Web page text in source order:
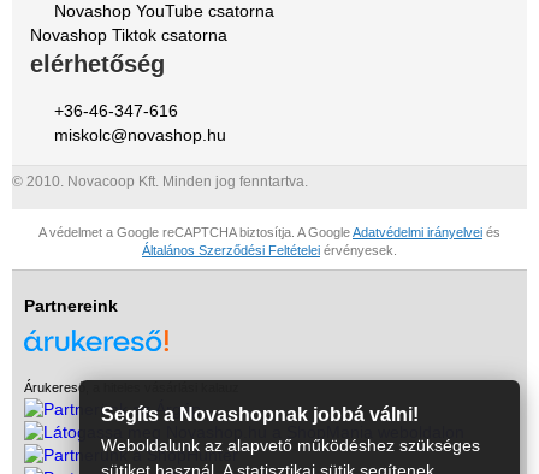
Novashop YouTube csatorna
Novashop Tiktok csatorna
elérhetőség
+36-46-347-616
miskolc@novashop.hu
© 2010. Novacoop Kft. Minden jog fenntartva.
A védelmet a Google reCAPTCHA biztosítja. A GoogleAdatvédelmi irányelvei és
Általános Szerződési Feltételei érvényesek.
Partnereink
Árukereső, a hiteles vásárlási kalauz
Segíts a Novashopnak jobbá válni!
Weboldalunk az alapvető működéshez szükséges